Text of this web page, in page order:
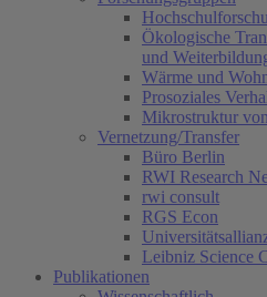
Ökologische
und
Wärme und
Prosoziales
Mikrostruktur
Vernetzung/Transfer
Büro Berlin
RWI Research
rwi consult
RGS Econ
Leibniz Science
Publikationen